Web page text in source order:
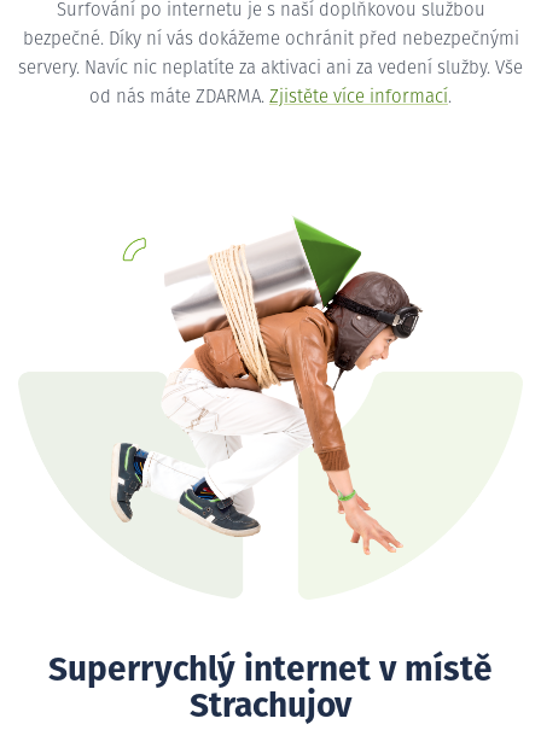
Surfování po internetu je s naší doplňkovou službou
bezpečné. Díky ní vás dokážeme ochránit před nebezpečnými
servery. Navíc nic neplatíte za aktivaci ani za vedení služby. Vše
od nás máte ZDARMA. Zjistěte více informací.
Superrychlý internet v místě
Strachujov